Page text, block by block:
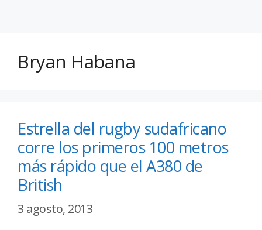
Bryan Habana
Estrella del rugby sudafricano
corre los primeros 100 metros
más rápido que el A380 de
British
3 agosto, 2013